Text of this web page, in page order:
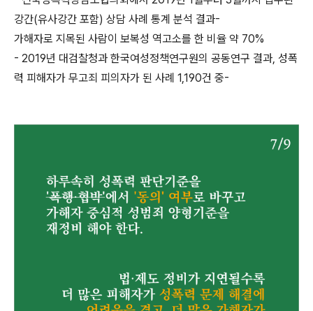
강간(유사강간 포함) 상담 사례 통계 분석 결과-
가해자로 지목된 사람이 보복성 역고소를 한 비율 약 70%
- 2019년 대검찰청과 한국여성정책연구원의 공동연구 결과, 성폭
력 피해자가 무고죄 피의자가 된 사례 1,190건 중-